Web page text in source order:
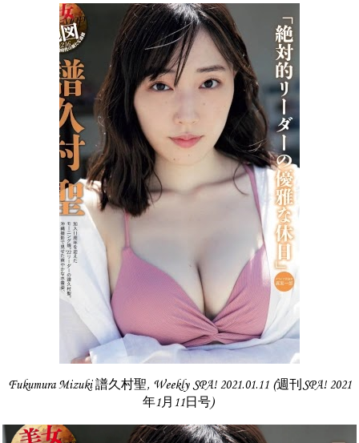
Fukumura Mizuki 譜久村聖, Weekly SPA! 2021.01.11 (週刊SPA! 2021
年1月11日号)